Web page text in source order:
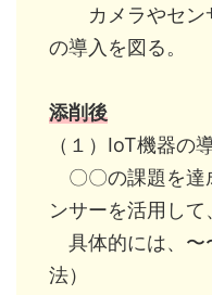
カメラやセン
の導入を図る。
添削後
（１）IoT機器の
〇〇の課題を達
ンサーを活用して
具体的には、〜
法）